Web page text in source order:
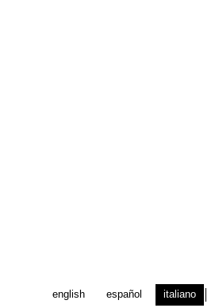
english español italiano